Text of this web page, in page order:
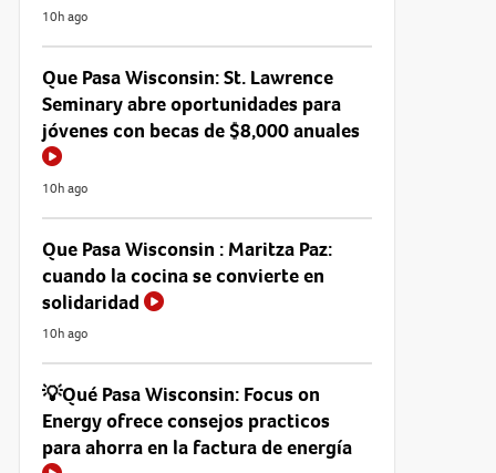
10h ago
Que Pasa Wisconsin: St. Lawrence
Seminary abre oportunidades para
jóvenes con becas de $8,000 anuales
10h ago
Que Pasa Wisconsin : Maritza Paz:
cuando la cocina se convierte en
solidaridad
10h ago
💡Qué Pasa Wisconsin: Focus on
Energy ofrece consejos practicos
para ahorra en la factura de energía